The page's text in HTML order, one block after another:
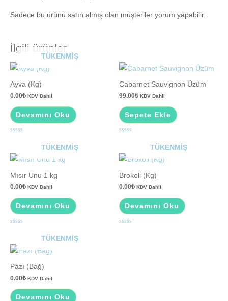
Sadece bu ürünü satın almış olan müşteriler yorum yapabilir.
İlgili ürünler
TÜKENMIŞ
Ayva (Kg)
0.00₺ KDV Dahil
Devamını Oku
oy
aldı
Cabarnet Sauvignon Üzüm
99.00₺ KDV Dahil
Sepete Ekle
oy
aldı
TÜKENMIŞ
Mısır Unu 1 kg
0.00₺ KDV Dahil
Devamını Oku
oy
aldı
TÜKENMIŞ
Brokoli (Kg)
0.00₺ KDV Dahil
Devamını Oku
TÜKENMIŞ
Pazı (Bağ)
0.00₺ KDV Dahil
Devamını Oku